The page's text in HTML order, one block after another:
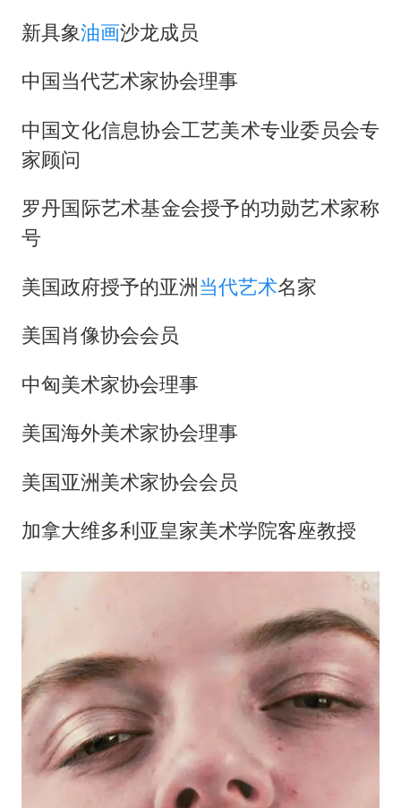
新具象油画沙龙成员
中国当代艺术家协会理事
中国文化信息协会工艺美术专业委员会专
家顾问
罗丹国际艺术基金会授予的功勋艺术家称
号
美国政府授予的亚洲当代艺术名家
美国肖像协会会员
中匈美术家协会理事
美国海外美术家协会理事
美国亚洲美术家协会会员
加拿大维多利亚皇家美术学院客座教授